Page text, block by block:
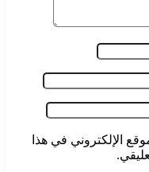
الإلكتروني في هذا